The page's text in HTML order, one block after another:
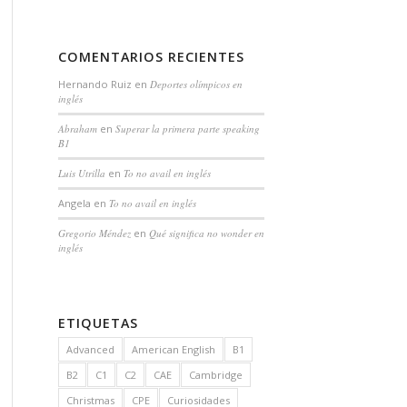
COMENTARIOS RECIENTES
Hernando Ruiz en Deportes olímpicos en
inglés
Abrahamen Superar la primera parte speaking
B1
Luis Utrilla en To no avail en inglés
Angela en To no avail en inglés
Gregorio Méndezen Qué significa no wonder en
inglés
ETIQUETAS
Advanced American English
B1
B2
C1 C2 CAE
Cambridge
Christmas
CPE
Curiosidades